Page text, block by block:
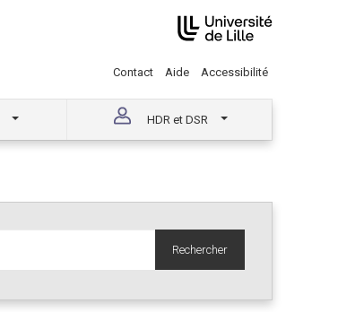
Contact Aide Accessibilité
HDR et DSR
Rechercher